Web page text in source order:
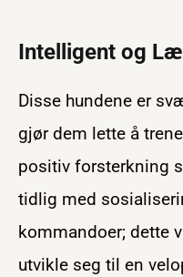
Intelligent og
Disse hundene er
gjør dem lette å
positiv forsterkning
tidlig med
kommandoer; dette
utvikle seg til en